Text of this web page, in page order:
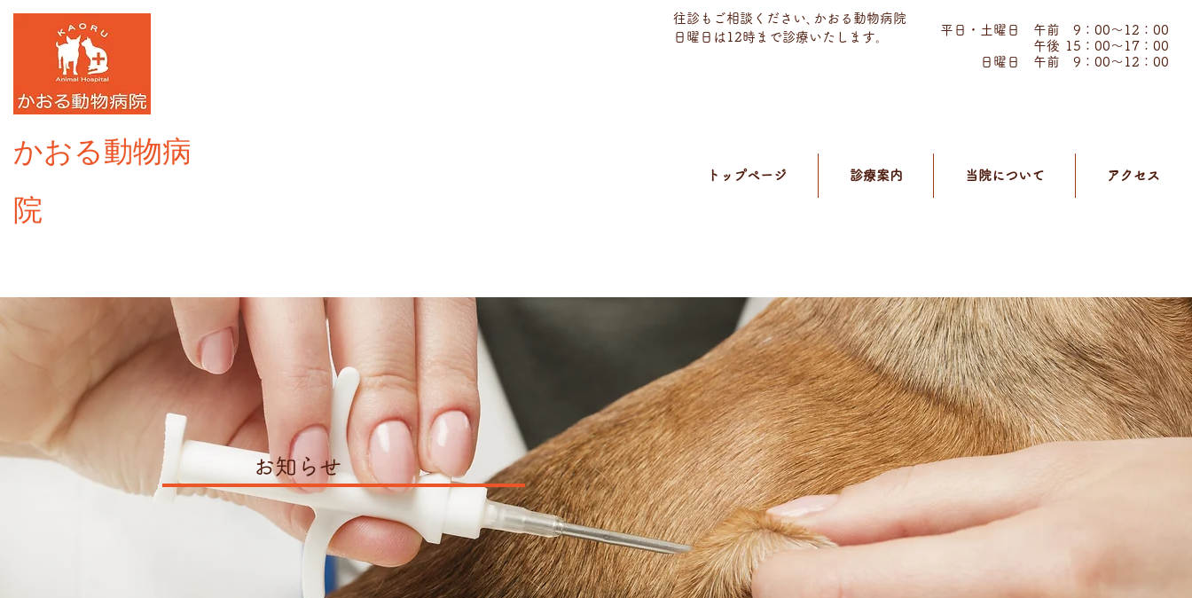
​かおる動物病
院
往診もご相談ください､かおる動物病院
日曜日は12時まで診療いたします｡
平日・土曜日 午前 9：00～12：00
午後 15：00～17：00
日曜日 午前 9：00～12：00
トップページ 診療案内 当院について アクセス
お知らせ